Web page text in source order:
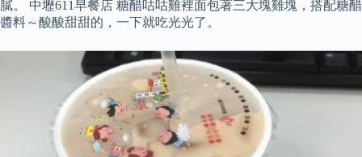
膩。 中壢611早餐店 糖醋咕咕雞裡面包著三大塊雞塊，搭配糖醋
醬料～酸酸甜甜的，一下就吃光光了。